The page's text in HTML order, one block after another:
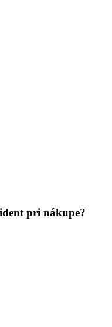
pri nákupe?